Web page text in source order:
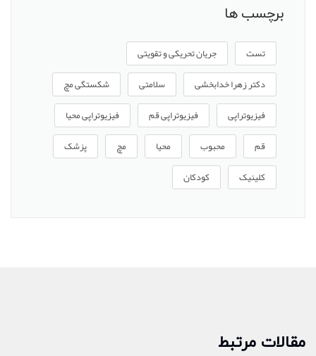
برچسب ها
تست
جریان تحریکی و تقویتی
دکتر زهرا خدابخشی
سلامتی
شکستگی مچ
فیزیوتراپی
فیزیوتراپی قم
فیزیوتراپی محیا
قم
محبوب محیا مچ
پزشک
کلینیک
کودکان
مقالات مرتبط